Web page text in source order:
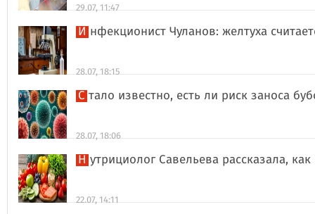
29.07, 11:47
Инфекционист Чуланов: желтуха
28.07, 18:15
Стало известно, есть ли риск заноса
28.07, 18:06
Нутрициолог Савельева рассказала,
22.07, 14:11